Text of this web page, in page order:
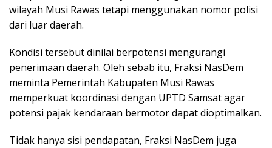
wilayah Musi Rawas tetapi menggunakan nomor polisi
dari luar daerah.
Kondisi tersebut dinilai berpotensi mengurangi
penerimaan daerah. Oleh sebab itu, Fraksi NasDem
meminta Pemerintah Kabupaten Musi Rawas
memperkuat koordinasi dengan UPTD Samsat agar
potensi pajak kendaraan bermotor dapat dioptimalkan.
Tidak hanya sisi pendapatan, Fraksi NasDem juga